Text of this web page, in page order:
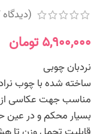
(دیدگاه
۵,۹۰۰,۰۰۰تومان
نردبان چوبی
ساخته شده با چوب
مناسب جهت عکاسی از
بسیار محکم و در